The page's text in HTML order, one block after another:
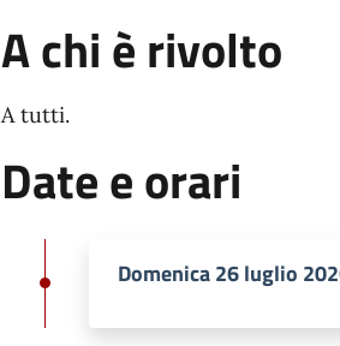
A chi è rivolto
A tutti.
Date e orari
Domenica 26 luglio